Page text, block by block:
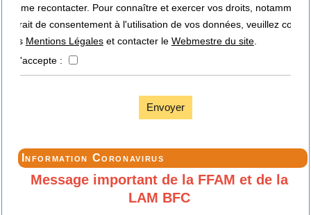
de me recontacter. Pour connaître et exercer vos droits, notamment
retrait de consentement à l'utilisation de vos données, veuillez
nos Mentions Légaleset contacter le Webmestre du site.
J'accepte :
Envoyer
Information Coronavirus
Message important de la FFAM et de la
LAM BFC